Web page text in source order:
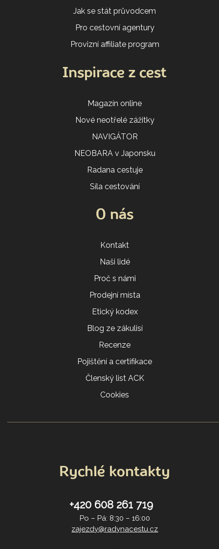
Jak se stát průvodcem
Pro cestovní agentury
Provizní affiliate program
Inspirace z cest
Magazín online
Nové neotřelé zážitky
NAVIGÁTOR
NEOBARA v Japonsku
Radana cestuje
Síla cestování
O nás
Kontakt
Naši lidé
Proč s námi
Prodejní místa
Etický kodex
Blog ze zákulisí
Recenze
Pojištění a certifikace
Členský list ACK
Cookies
Rychlé kontakty
+420 608 261 719
Po – Pá: 8:30 – 16:00
zajezdy@radynacestu.cz